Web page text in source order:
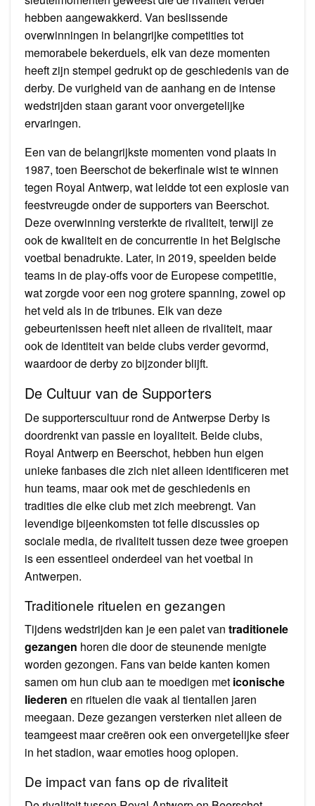
hebben aangewakkerd. Van beslissende
overwinningen in belangrijke competities tot
memorabele bekerduels, elk van deze momenten
heeft zijn stempel gedrukt op de geschiedenis van de
derby. De vurigheid van de aanhang en de intense
wedstrijden staan garant voor onvergetelijke
ervaringen.
Een van de belangrijkste momenten vond plaats in
1987, toen Beerschot de bekerfinale wist te winnen
tegen Royal Antwerp, wat leidde tot een explosie van
feestvreugde onder de supporters van Beerschot.
Deze overwinning versterkte de rivaliteit, terwijl ze
ook de kwaliteit en de concurrentie in het Belgische
voetbal benadrukte. Later, in 2019, speelden beide
teams in de play-offs voor de Europese competitie,
wat zorgde voor een nog grotere spanning, zowel op
het veld als in de tribunes. Elk van deze
gebeurtenissen heeft niet alleen de rivaliteit, maar
ook de identiteit van beide clubs verder gevormd,
waardoor de derby zo bijzonder blijft.
De Cultuur van de Supporters
De supporterscultuur rond de Antwerpse Derby is
doordrenkt van passie en loyaliteit. Beide clubs,
Royal Antwerp en Beerschot, hebben hun eigen
unieke fanbases die zich niet alleen identificeren met
hun teams, maar ook met de geschiedenis en
tradities die elke club met zich meebrengt. Van
levendige bijeenkomsten tot felle discussies op
sociale media, de rivaliteit tussen deze twee groepen
is een essentieel onderdeel van het voetbal in
Antwerpen.
Traditionele rituelen en gezangen
Tijdens wedstrijden kan je een palet van traditionele
gezangen horen die door de steunende menigte
worden gezongen. Fans van beide kanten komen
samen om hun club aan te moedigen met iconische
liederen en rituelen die vaak al tientallen jaren
meegaan. Deze gezangen versterken niet alleen de
teamgeest maar creëren ook een onvergetelijke sfeer
in het stadion, waar emoties hoog oplopen.
De impact van fans op de rivaliteit